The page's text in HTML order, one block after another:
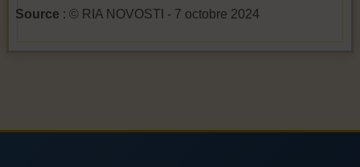
Source : © RIA NOVOSTI - 7 octobre 2024